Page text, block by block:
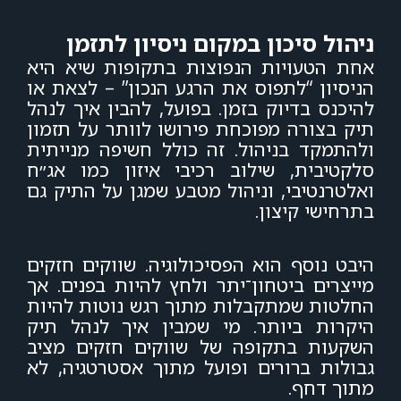
ניהול סיכון במקום ניסיון לתזמן
אחת הטעויות הנפוצות בתקופות שיא היא
הניסיון “לתפוס את הרגע הנכון” – לצאת או
להיכנס בדיוק בזמן. בפועל, להבין איך לנהל
תיק בצורה מפוכחת פירושו לוותר על תזמון
ולהתמקד בניהול. זה כולל חשיפה מנייתית
סלקטיבית, שילוב רכיבי איזון כמו אג״ח
ואלטרנטיבי, וניהול מטבע שמגן על התיק גם
בתרחישי קיצון.
היבט נוסף הוא הפסיכולוגיה. שווקים חזקים
מייצרים ביטחון־יתר ולחץ להיות בפנים. אך
החלטות שמתקבלות מתוך רגש נוטות להיות
היקרות ביותר. מי שמבין איך לנהל תיק
השקעות בתקופה של שווקים חזקים מציב
גבולות ברורים ופועל מתוך אסטרטגיה, לא
מתוך דחף.